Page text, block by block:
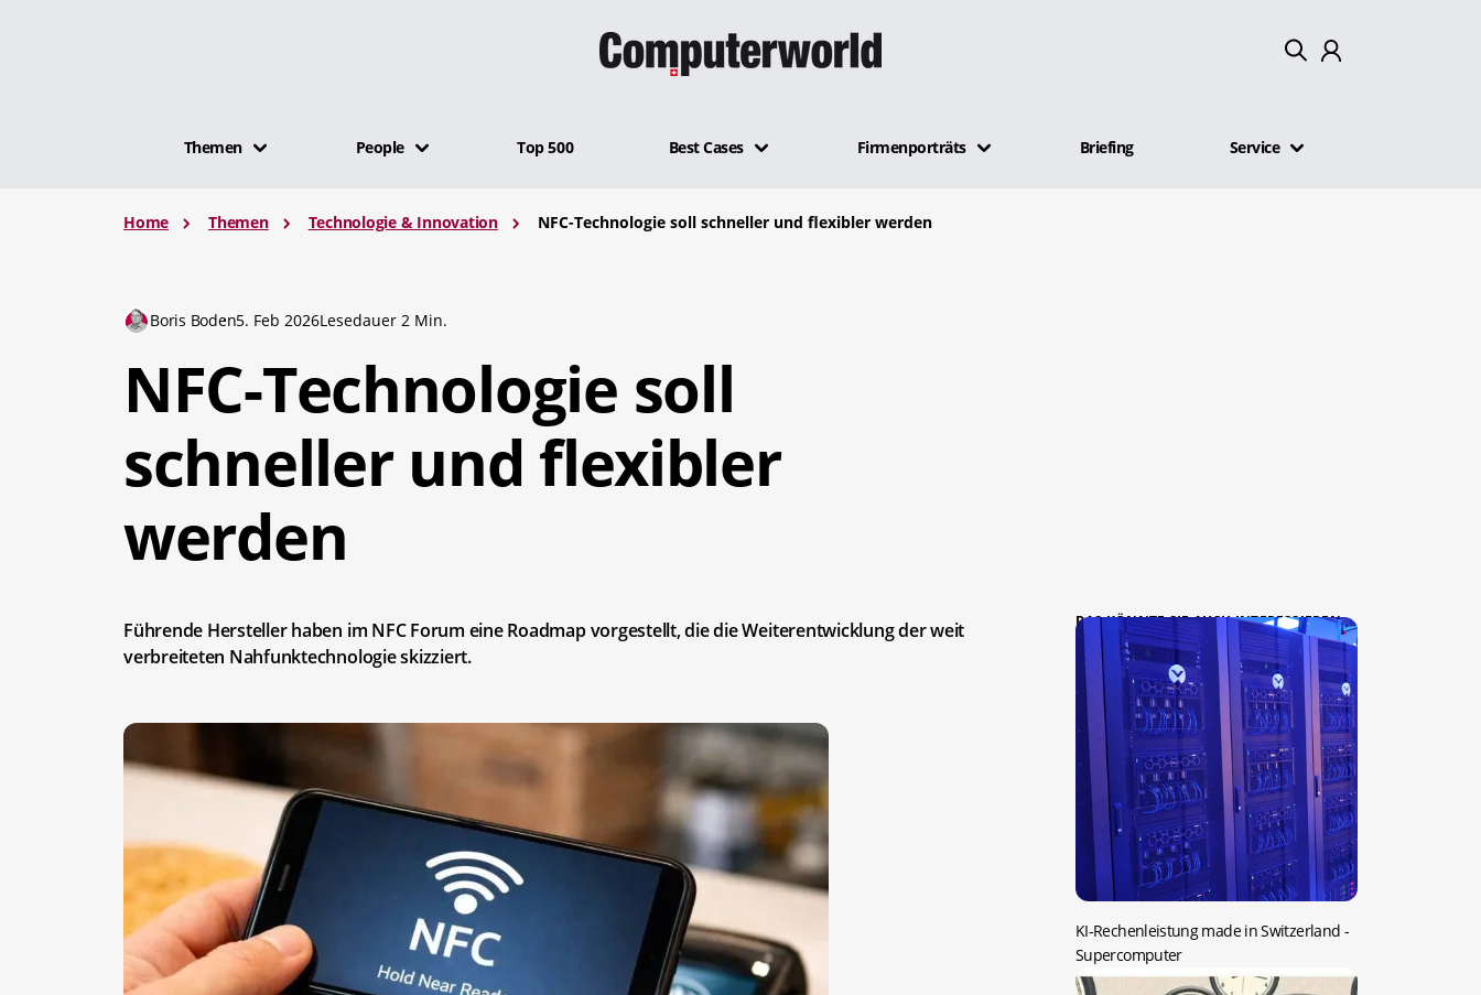
Themen People Top 500 Best Cases Firmenporträts Briefing Service
Home Themen Technologie & Innovation NFC-Technologie soll schneller und flexibler werden
Boris Boden5. Feb 2026Lesedauer 2 Min.
NFC-Technologie soll
schneller und flexibler
werden
Führende Hersteller haben im NFC Forum eine Roadmap vorgestellt, die die Weiterentwicklung der weit
verbreiteten Nahfunktechnologie skizziert.
DAS KÖNNTE SIE AUCH INTERESSIEREN:
KI-Rechenleistung made in Switzerland -
Supercomputer